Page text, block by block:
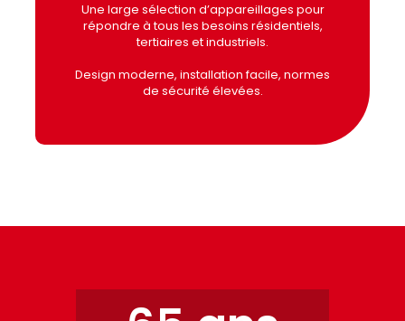
Une large sélection d’appareillages pour
répondre à tous les besoins résidentiels,
tertiaires et industriels.
Design moderne, installation facile, normes
de sécurité élevées.